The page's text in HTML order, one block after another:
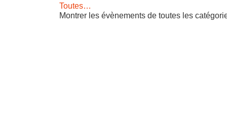
Toutes…
Montrer les évènements de toutes les